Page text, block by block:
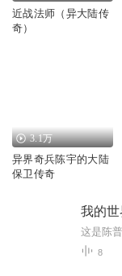
近战法师（异大陆传
奇）
3.1万
异界奇兵陈宇的大陆
保卫传奇
我的世
8